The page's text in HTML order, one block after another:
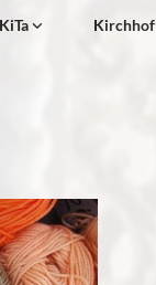
KiTa Kirchhof